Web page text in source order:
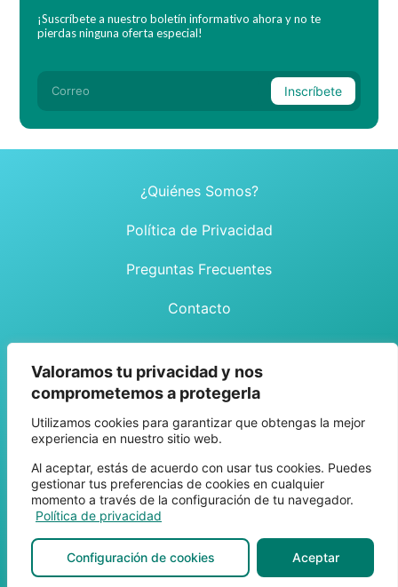
Valoramos tu privacidad y nos
comprometemos a protegerla
Utilizamos cookies para garantizar que obtengas la mejor
experiencia en nuestro sitio web.
Al aceptar, estás de acuerdo con usar tus cookies. Puedes
gestionar tus preferencias de cookies en cualquier
momento a través de la configuración de tu navegador.
Política de privacidad
Configuración de cookies Aceptar
¡Suscríbete a nuestro boletín informativo ahora y no te
pierdas ninguna oferta especial!
¿Quiénes Somos?
Política de Privacidad
Preguntas Frecuentes
Contacto
Teléfono
+34 625-89-82-25
+52 333-19-85-288
Correo
contacto@ceaca.com
Energía & Ambiente S.A.